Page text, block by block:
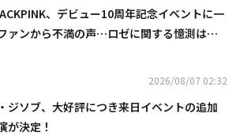
、デビュー10周年記念イベントに一
ァンから不満の声…ロゼに関する憶測は否
2026/08/07 02:32
ジソブ、大好評につき来日イベントの追加
が決定！